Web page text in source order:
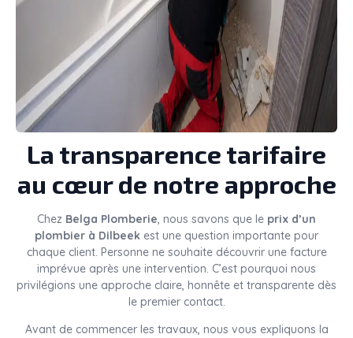
La transparence tarifaire
au cœur de notre approche
Chez Belga Plomberie, nous savons que le prix d’un
plombier à Dilbeek est une question importante pour
chaque client. Personne ne souhaite découvrir une facture
imprévue après une intervention. C’est pourquoi nous
privilégions une approche claire, honnête et transparente dès
le premier contact.
Avant de commencer les travaux, nous vous expliquons la